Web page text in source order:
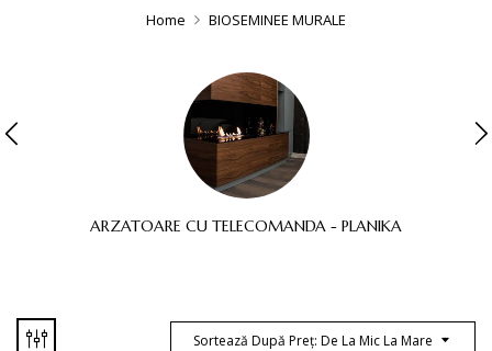
Home BIOSEMINEE MURALE
ARZATOARE CU TELECOMANDA - PLANIKA
Sortează După Preț: De La Mic La Mare